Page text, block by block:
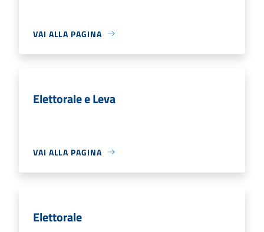
VAI ALLA PAGINA
Elettorale e Leva
VAI ALLA PAGINA
Elettorale